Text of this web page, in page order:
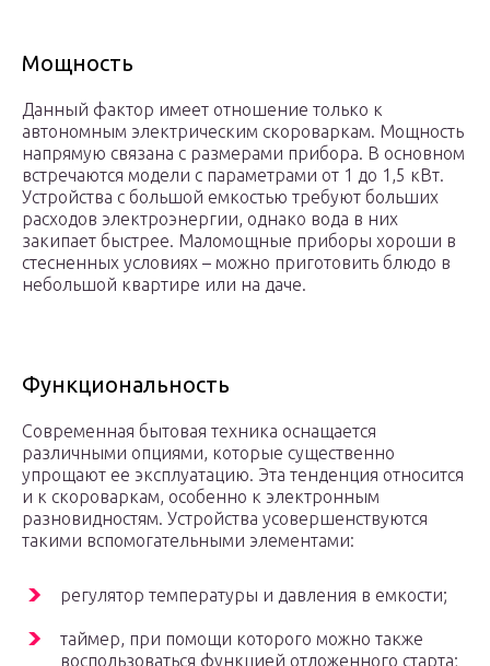
Мощность
Данный фактор имеет отношение только к
автономным электрическим скороваркам. Мощность
напрямую связана с размерами прибора. В основном
встречаются модели с параметрами от 1 до 1,5 кВт.
Устройства с большой емкостью требуют больших
расходов электроэнергии, однако вода в них
закипает быстрее. Маломощные приборы хороши в
стесненных условиях – можно приготовить блюдо в
небольшой квартире или на даче.
Функциональность
Современная бытовая техника оснащается
различными опциями, которые существенно
упрощают ее эксплуатацию. Эта тенденция относится
и к скороваркам, особенно к электронным
разновидностям. Устройства усовершенствуются
такими вспомогательными элементами:
регулятор температуры и давления в емкости;
таймер, при помощи которого можно также
воспользоваться функцией отложенного старта;